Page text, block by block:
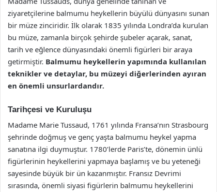
ziyaretçilerine balmumu heykellerin büyülü dünyasını sunan
bir müze zinciridir. İlk olarak 1835 yılında Londra’da kurulan
bu müze, zamanla birçok şehirde şubeler açarak, sanat,
tarih ve eğlence dünyasındaki önemli figürleri bir araya
getirmiştir. Balmumu heykellerin yapımında kullanılan
teknikler ve detaylar, bu müzeyi diğerlerinden ayıran
en önemli unsurlardandır.
Tarihçesi ve Kuruluşu
Madame Marie Tussaud, 1761 yılında Fransa’nın Strasbourg
şehrinde doğmuş ve genç yaşta balmumu heykel yapma
sanatına ilgi duymuştur. 1780’lerde Paris’te, dönemin ünlü
figürlerinin heykellerini yapmaya başlamış ve bu yeteneği
sayesinde büyük bir ün kazanmıştır. Fransız Devrimi
sırasında, önemli siyasi figürlerin balmumu heykellerini